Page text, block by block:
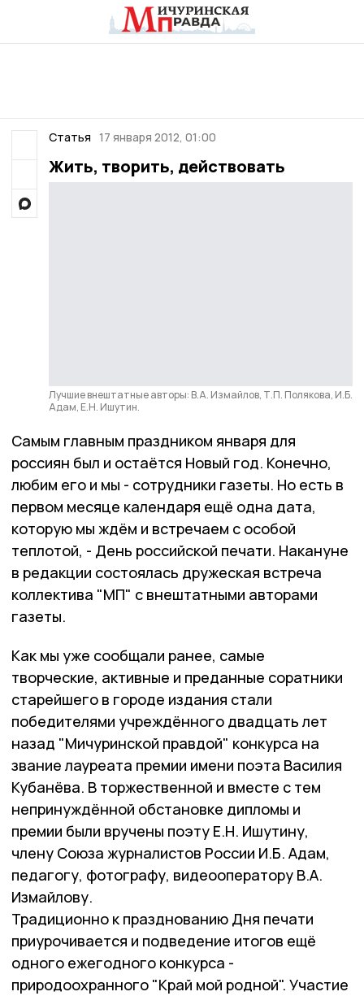
Статья 17 января 2012, 01:00
Жить, творить, действовать
Лучшие внештатные авторы: В.А. Измайлов, Т.П. Полякова, И.Б.
Адам, Е.Н. Ишутин.
Самым главным праздником января для
россиян был и остаётся Новый год. Конечно,
любим его и мы - сотрудники газеты. Но есть в
первом месяце календаря ещё одна дата,
которую мы ждём и встречаем с особой
теплотой, - День российской печати. Накануне
в редакции состоялась дружеская встреча
коллектива "МП" с внештатными авторами
газеты.
Как мы уже сообщали ранее, самые
творческие, активные и преданные соратники
старейшего в городе издания стали
победителями учреждённого двадцать лет
назад "Мичуринской правдой" конкурса на
звание лауреата премии имени поэта Василия
Кубанёва. В торжественной и вместе с тем
непринуждённой обстановке дипломы и
премии были вручены поэту Е.Н. Ишутину,
члену Союза журналистов России И.Б. Адам,
педагогу, фотографу, видеооператору В.А.
Измайлову.
Традиционно к празднованию Дня печати
приурочивается и подведение итогов ещё
одного ежегодного конкурса -
природоохранного "Край мой родной". Участие